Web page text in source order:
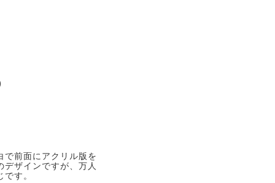
で前面にアクリル版を
デザインですが、万人
す。